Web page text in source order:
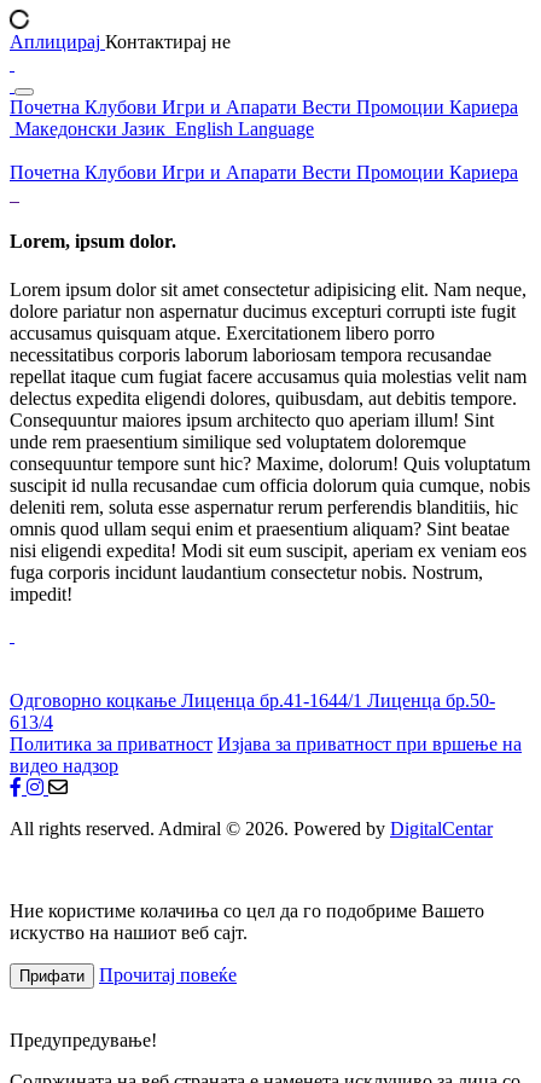
Аплицирај Контактирај не
Почетна Клубови Игри и Апарати Вести Промоции Кариера
Македонски Јазик English Language
Почетна Клубови Игри и Апарати Вести Промоции Кариера
Lorem, ipsum dolor.
Lorem ipsum dolor sit amet consectetur adipisicing elit. Nam neque,
dolore pariatur non aspernatur ducimus excepturi corrupti iste fugit
accusamus quisquam atque. Exercitationem libero porro
necessitatibus corporis laborum laboriosam tempora recusandae
repellat itaque cum fugiat facere accusamus quia molestias velit nam
delectus expedita eligendi dolores, quibusdam, aut debitis tempore.
Consequuntur maiores ipsum architecto quo aperiam illum! Sint
unde rem praesentium similique sed voluptatem doloremque
consequuntur tempore sunt hic? Maxime, dolorum! Quis voluptatum
suscipit id nulla recusandae cum officia dolorum quia cumque, nobis
deleniti rem, soluta esse aspernatur rerum perferendis blanditiis, hic
omnis quod ullam sequi enim et praesentium aliquam? Sint beatae
nisi eligendi expedita! Modi sit eum suscipit, aperiam ex veniam eos
fuga corporis incidunt laudantium consectetur nobis. Nostrum,
impedit!
Одговорно коцкање Лиценца бр.41-1644/1 Лиценца бр.50-
613/4
Политика за приватност Изјава за приватност при вршење на
видео надзор
All rights reserved. Admiral © 2026. Powered by DigitalCentar
Ние користиме колачиња со цел да го подобриме Вашето
искуство на нашиот веб сајт.
Прифати Прочитај повеќе
Предупредување!